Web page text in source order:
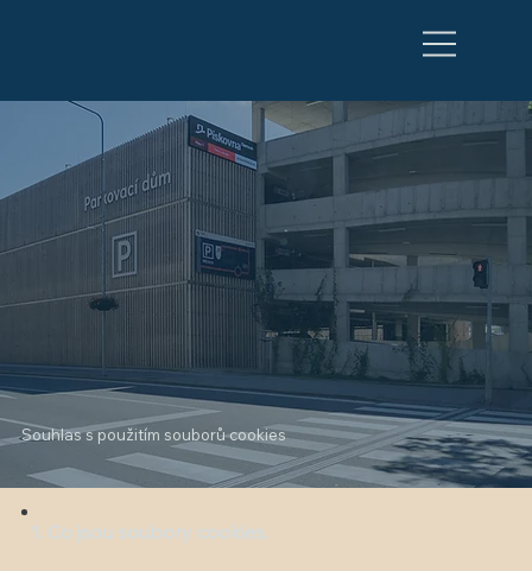
Souhlas s použitím souborů cookies
1. Co jsou soubory cookies.